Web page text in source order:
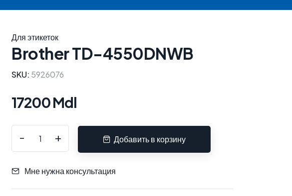
Для этикеток
Brother TD-4550DNWB
SKU: 5926076
17200 Mdl
- + Добавить в корзину
Мне нужна консультация